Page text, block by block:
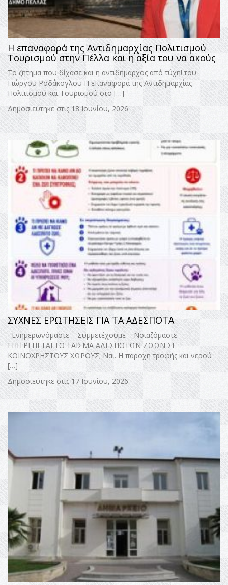
Η επαναφορά της Αντιδημαρχίας Πολιτισμού
Τουρισμού στην Πέλλα και η αξία του να ακούς
Το ζήτημα που δίχασε και η αντιδήμαρχος από τύχη! του
Γιώργου Ροδάκογλου Η επαναφορά της Αντιδημαρχίας
Πολιτισμού και Τουρισμού στο […]
Δημοσιεύτηκε στις 18 Ιουνίου, 2026
ΣΥΧΝΕΣ ΕΡΩΤΗΣΕΙΣ ΓΙΑ ΤΑ ΑΔΕΣΠΟΤΑ
Ενημερωνόμαστε – Συμμετέχουμε – Νοιαζόμαστε
ΕΠΙΤΡΕΠΕΤΑΙ ΤΟ ΤΑΪΣΜΑ ΑΔΕΣΠΟΤΩΝ ΖΩΩΝ ΣΕ
ΚΟΙΝΟΧΡΗΣΤΟΥΣ ΧΩΡΟΥΣ; Ναι. Η παροχή τροφής και νερού
[…]
Δημοσιεύτηκε στις 17 Ιουνίου, 2026